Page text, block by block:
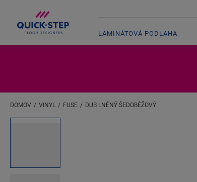
LAMINÁTOVÁ PODLAHA
DOMOV VINYL FUSE DUB LNĚNÝ ŠEDOBÉŽOVÝ